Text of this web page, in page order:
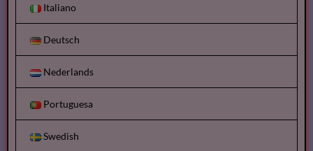
Italiano
Deutsch
Nederlands
Portuguesa
Swedish